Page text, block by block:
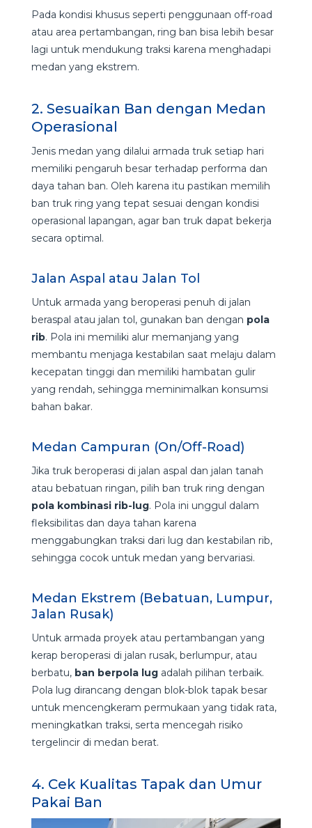
Pada kondisi khusus seperti penggunaan off-road
atau area pertambangan, ring ban bisa lebih besar
lagi untuk mendukung traksi karena menghadapi
medan yang ekstrem.
2. Sesuaikan Ban dengan Medan
Operasional
Jenis medan yang dilalui armada truk setiap hari
memiliki pengaruh besar terhadap performa dan
daya tahan ban. Oleh karena itu pastikan memilih
ban truk ring yang tepat sesuai dengan kondisi
operasional lapangan, agar ban truk dapat bekerja
secara optimal.
Jalan Aspal atau Jalan Tol
Untuk armada yang beroperasi penuh di jalan
beraspal atau jalan tol, gunakan ban dengan pola
rib. Pola ini memiliki alur memanjang yang
membantu menjaga kestabilan saat melaju dalam
kecepatan tinggi dan memiliki hambatan gulir
yang rendah, sehingga meminimalkan konsumsi
bahan bakar.
Medan Campuran (On/Off-Road)
Jika truk beroperasi di jalan aspal dan jalan tanah
atau bebatuan ringan, pilih ban truk ring dengan
pola kombinasi rib-lug. Pola ini unggul dalam
fleksibilitas dan daya tahan karena
menggabungkan traksi dari lug dan kestabilan rib,
sehingga cocok untuk medan yang bervariasi.
Medan Ekstrem (Bebatuan, Lumpur,
Jalan Rusak)
Untuk armada proyek atau pertambangan yang
kerap beroperasi di jalan rusak, berlumpur, atau
berbatu, ban berpola lugadalah pilihan terbaik.
Pola lug dirancang dengan blok-blok tapak besar
untuk mencengkeram permukaan yang tidak rata,
meningkatkan traksi, serta mencegah risiko
tergelincir di medan berat.
4. Cek Kualitas Tapak dan Umur
Pakai Ban